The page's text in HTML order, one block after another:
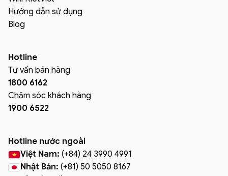
Hướng dẫn sử dụng
Blog
Hotline
Tư vấn bán hàng
1800 6162
Chăm sóc khách hàng
1900 6522
Hotline nước ngoài
Việt Nam: (+84) 24 3990 4991
Nhật Bản: (+81) 50 5050 8167